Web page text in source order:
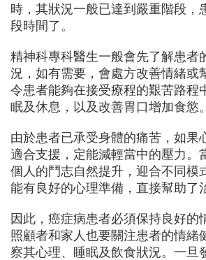
時， 其狀況一般已達到嚴重階段
段時間了。
精神科專科醫生一般會先了解患者
況，如有需要，會處方改善情緒或
令患者能夠在接受療程的艱苦路程
眠及休息，以及改善胃口增加食慾。
由於患者已承受身體的痛苦，如果
適合支援，定能減輕當中的壓力。
個人的鬥志自然提升，迎合不同模
能有良好的心理準備，直接幫助了
因此，癌症病患者必須保持良好的
照顧者和家人也要關注患者的情緒
察其心理、睡眠及飲食狀況。一旦